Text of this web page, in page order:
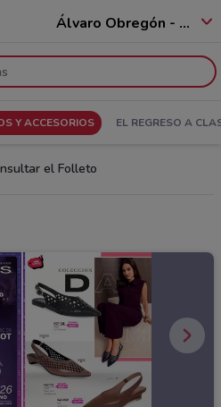
Álvaro Obregón - 01520
Y ACCESORIOS EL REGRESO A
el Folleto